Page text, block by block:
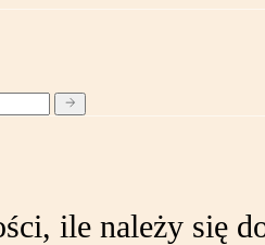
ile należy się